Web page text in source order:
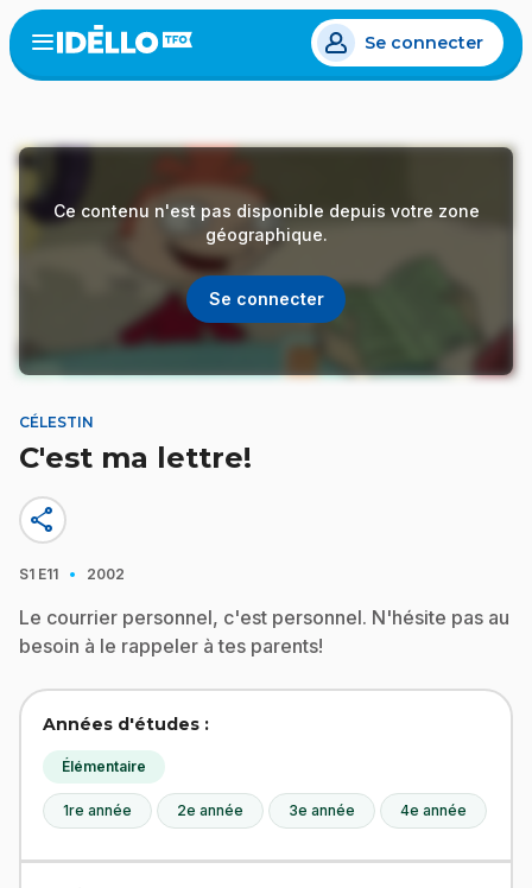
Aller
au
contenu
Open
menu
Se connecter
Ce contenu n'est pas disponible depuis votre zone
géographique.
Se connecter
CÉLESTIN
C'est ma lettre!
share
S1 E11 · 2002
Le courrier personnel, c'est personnel. N'hésite pas au
besoin à le rappeler à tes parents!
Années d'études :
Élémentaire
1re année 2e année 3e année 4e année